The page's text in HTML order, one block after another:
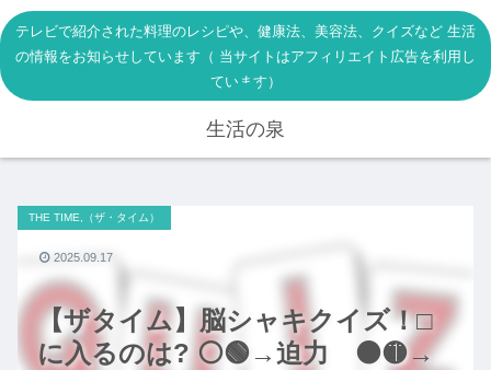
テレビで紹介された料理のレシピや、健康法、美容法、クイズなど 生活
の情報をお知らせしています（ 当サイトはアフィリエイト広告を利用し
ています）
生活の泉
【ザタイム】脳シャキクイズ！□
に入るのは? ⚪🟢→迫力 ⚫🟡→
THE TIME,（ザ・タイム）
2025.09.17